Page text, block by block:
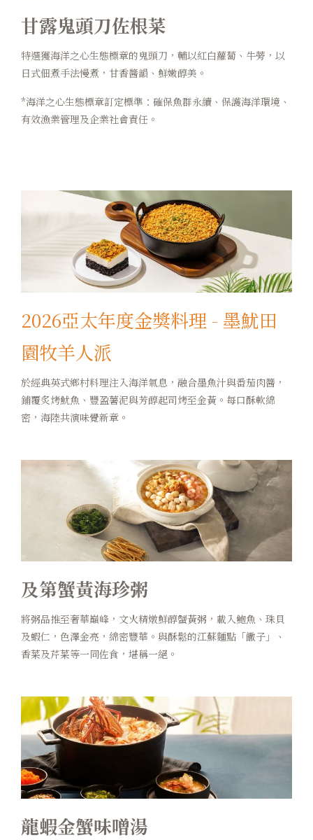
甘露鬼頭刀佐根菜
特選獲海洋之心生態標章的鬼頭刀，輔以紅白蘿蔔、牛蒡，以
日式佃煮手法慢煮，甘香醬韻、鮮嫩醇美。
*海洋之心生態標章訂定標準：確保魚群永續、保護海洋環境、
有效漁業管理及企業社會責任。
2026亞太年度金獎料理 - 墨魷田
園牧羊人派
於經典英式鄉村料理注入海洋氣息，融合墨魚汁與番茄肉醬，
鋪覆炙烤魷魚、豐盈薯泥與芳醇起司烤至金黃。每口酥軟綿
密，海陸共演味覺新章。
及第蟹黃海珍粥
將粥品推至奢華巔峰，文火精燉鮮醇蟹黃粥，載入鮑魚、珠貝
及蝦仁，色澤金亮，綿密豐華。與酥鬆的江蘇麵點「饊子」、
香菜及芹菜等一同佐食，堪稱一絕。
龍蝦金蟹味噌湯